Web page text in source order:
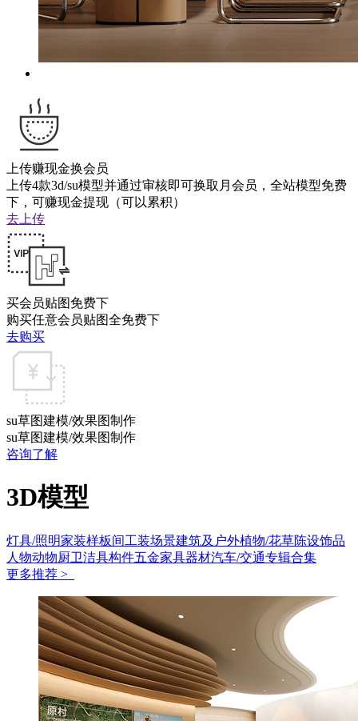
上传赚现金换会员
上传4款3d/su模型并通过审核即可换取月会员，全站模型免费
下，可赚现金提现（可以累积）
去上传
买会员贴图免费下
购买任意会员贴图全免费下
去购买
su草图建模/效果图制作
su草图建模/效果图制作
咨询了解
3D模型
灯具/照明家装样板间工装场景建筑及户外植物/花草陈设饰品
人物动物厨卫洁具构件五金家具器材汽车/交通专辑合集
更多推荐 >